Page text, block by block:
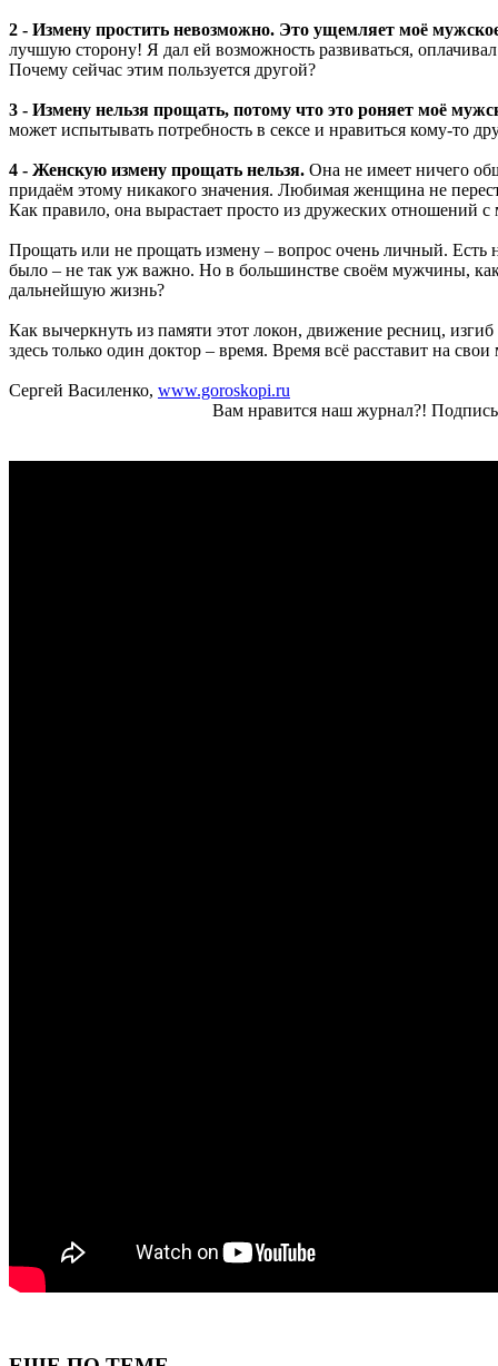
2 - Измену простить невозможно. Это ущемляет моё
лучшую сторону! Я дал ей возможность развиваться,
Почему сейчас этим пользуется другой?
3 - Измену нельзя прощать, потому что это роняет моё
может испытывать потребность в сексе и нравиться кому-то
4 - Женскую измену прощать нельзя. Она не имеет ничего
придаём этому никакого значения. Любимая женщина не
Как правило, она вырастает просто из дружеских отношений
Прощать или не прощать измену – вопрос очень личный. Есть
было – не так уж важно. Но в большинстве своём мужчины,
дальнейшую жизнь?
Как вычеркнуть из памяти этот локон, движение ресниц,
здесь только один доктор – время. Время всё расставит на
Сергей Василенко, www.goroskopi.ru
Вам нравится наш журнал?!